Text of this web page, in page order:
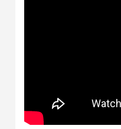
Réduction de 5€